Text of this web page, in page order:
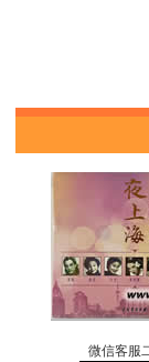
微信客服